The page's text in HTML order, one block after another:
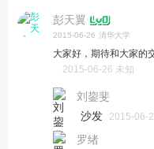
彭天翼
2015-06-26 清华大学
大家好，期待和大家的
2015-06-26 未知
刘鋆斐
沙发 2015-06-
罗绪